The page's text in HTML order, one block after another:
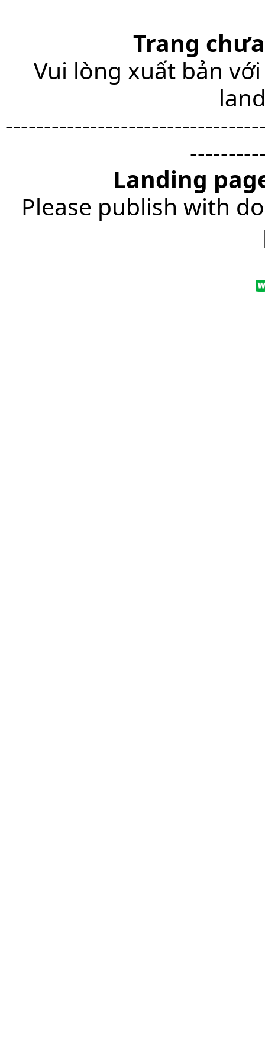
Trang
Vui lòng xuất bản
Landing
Please publish with